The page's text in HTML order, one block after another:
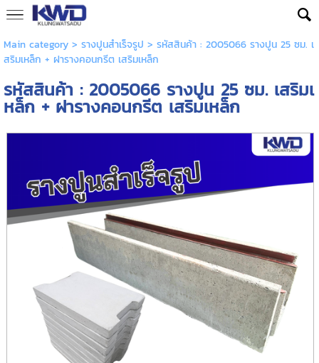
Main category> รางปูนสำเร็จรูป > รหัสสินค้า : 2005066 รางปูน 25 ซม. เ
สริมเหล็ก + ฝารางคอนกรีต เสริมเหล็ก
รหัสสินค้า : 2005066 รางปูน 25 ซม. เสริมเ
หล็ก + ฝารางคอนกรีต เสริมเหล็ก